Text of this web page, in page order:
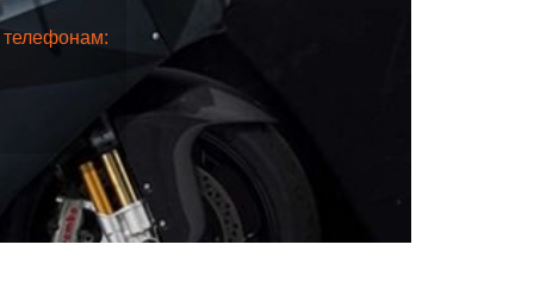
телефонам: